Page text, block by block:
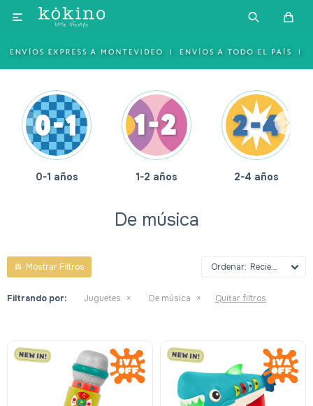

0-1 años 1-2 años 2-4 años
De música
Recientes
Filtrando por: Juguetes De música Quitar filtros